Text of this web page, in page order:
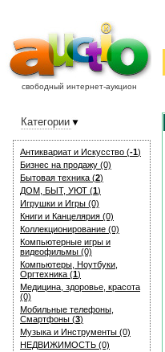
свободный интернет-аукцион
Антиквариат и Искуcство (-1)
Бизнес на продажу (0)
Бытовая техника (2)
ДОМ, БЫТ, УЮТ (1)
Игрушки и Игры (0)
Книги и Канцелярия (0)
Коллекционирование (0)
Компьютерные игры и
видеофильмы (0)
Компьютеры, Ноутбуки,
Оргтехника (1)
Медицина, здоровье, красота
(0)
Мобильные телефоны,
Смартфоны (3)
Музыка и Инструменты (0)
НЕДВИЖИМОСТЬ (0)
Категории